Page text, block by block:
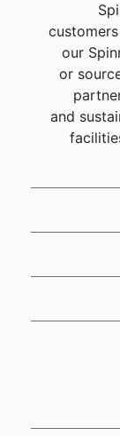
our
or
and